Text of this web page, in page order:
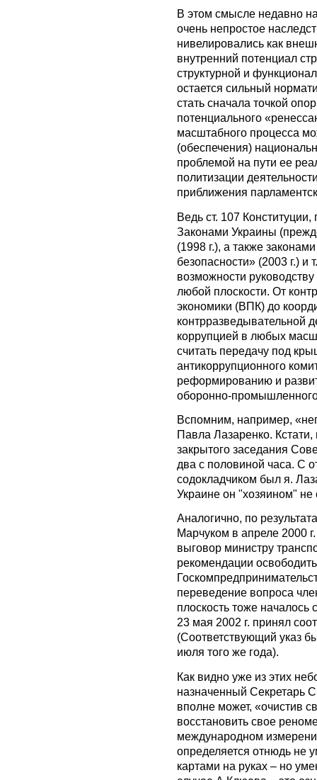
В этом смысле недавно
очень непростое
нивелировались как
внутренний потенциал
структурной и
остается сильный
стать сначала точкой
потенциального
масштабного процесса
(обеспечения)
проблемой на пути ее
политизации
приближения
Ведь ст. 107
Законами Украины
(1998 г.), а также
безопасности» (2003 г.) и
возможности
любой плоскости. От
экономики (ВПК) до
контрразведывательной
коррупцией в любых
считать передачу под
антикоррупционного
реформированию и
оборонно-
Вспомним, например,
Павла Лазаренко. Кстати,
закрытого заседания
два с половиной часа. С
содокладчиком был я.
Украине он "хозяином" не
Аналогично, по
Марчуком в апреле 2000
выговор министру
рекомендации
переведение вопроса
плоскость тоже
23 мая 2002 г. принял
(Соответствующий указ
июля того же года).
Как видно уже из этих
назначенный Секретарь
вполне может, «очистив
восстановить свое
международном
определяется отнюдь не
картами на руках – но